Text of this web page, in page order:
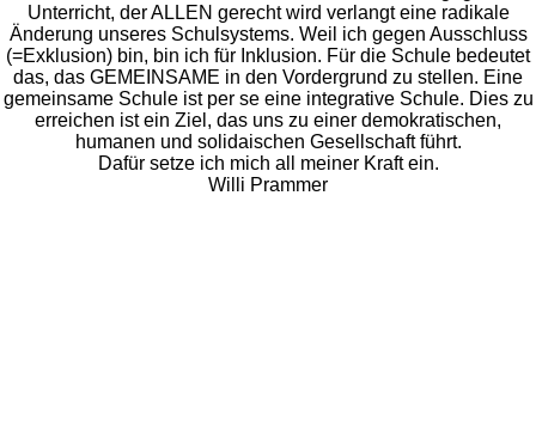
Unterricht, der ALLEN gerecht wird verlangt eine radikale
Änderung unseres Schulsystems. Weil ich gegen Ausschluss
(=Exklusion) bin, bin ich für Inklusion. Für die Schule bedeutet
das, das GEMEINSAME in den Vordergrund zu stellen. Eine
gemeinsame Schule ist per se eine integrative Schule. Dies zu
erreichen ist ein Ziel, das uns zu einer demokratischen,
humanen und solidaischen Gesellschaft führt.
Dafür setze ich mich all meiner Kraft ein.
Willi Prammer